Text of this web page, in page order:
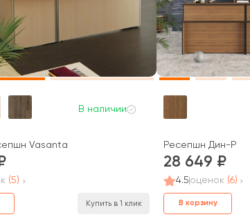
В наличии
Vasanta
(5)
Купить в 1 клик
Ресепшн Дин-Р
28 649
4.5 оценок (6)
В корзину